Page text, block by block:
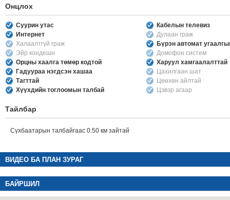
Онцлох
Суурин утас
Кабелын телевиз
Интернет
Дулаан граж
Халаалтгүй граж
Бүрэн автомат
Эйр кондешн
Домофон систем
Орцны хаалга төмөр кодтой
Харуул хамгаалалттай
Гадуураа нэгдсэн хашаа
Цахилгаан шат
Тагттай
Цөөхөн айлтай
Хүүхдийн тоглоомын талбай
Цэвэр агаар
Тайлбар
Сүхбаатарын талбайгаас 0.50 км зайтай
ВИДЕО БА ПЛАН ЗУРАГ
БАЙРШИЛ